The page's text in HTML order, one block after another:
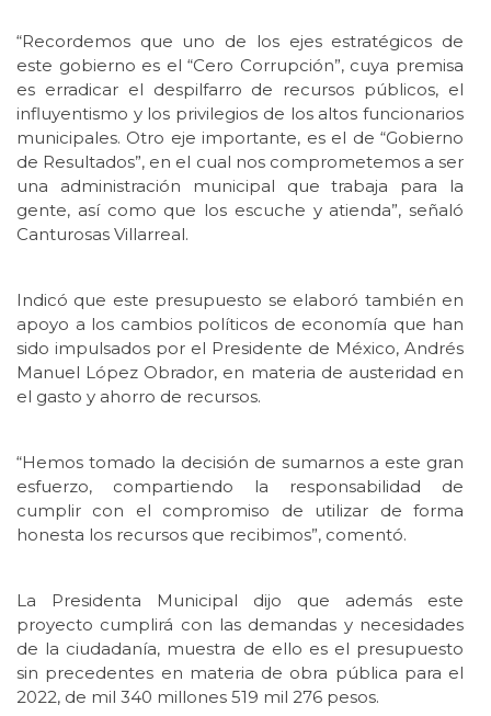
“Recordemos que uno de los ejes estratégicos de
este gobierno es el “Cero Corrupción”, cuya premisa
es erradicar el despilfarro de recursos públicos, el
influyentismo y los privilegios de los altos funcionarios
municipales. Otro eje importante, es el de “Gobierno
de Resultados”, en el cual nos comprometemos a ser
una administración municipal que trabaja para la
gente, así como que los escuche y atienda”, señaló
Canturosas Villarreal.
Indicó que este presupuesto se elaboró también en
apoyo a los cambios políticos de economía que han
sido impulsados por el Presidente de México, Andrés
Manuel López Obrador, en materia de austeridad en
el gasto y ahorro de recursos.
“Hemos tomado la decisión de sumarnos a este gran
esfuerzo, compartiendo la responsabilidad de
cumplir con el compromiso de utilizar de forma
honesta los recursos que recibimos”, comentó.
La Presidenta Municipal dijo que además este
proyecto cumplirá con las demandas y necesidades
de la ciudadanía, muestra de ello es el presupuesto
sin precedentes en materia de obra pública para el
2022, de mil 340 millones 519 mil 276 pesos.